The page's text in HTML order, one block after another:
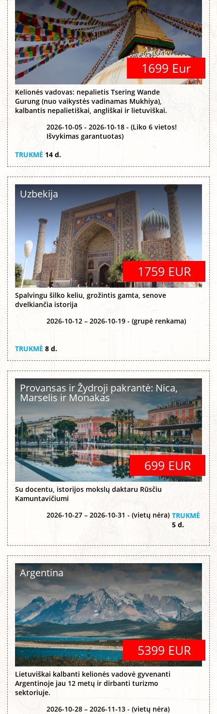
1699 Eur
Kelionės vadovas: nepalietis Tsering Wande
Gurung (nuo vaikystės vadinamas Mukhiya),
kalbantis nepalietiškai, angliškai ir lietuviškai.
2026-10-05 - 2026-10-18 - (Liko 6 vietos!
Išvykimas garantuotas)
TRUKMĖ 14 d.
Uzbekija
1759 EUR
Spalvingu šilko keliu, grožintis gamta, senove
dvelkiančia istorija
2026-10-12 – 2026-10-19 - (grupė renkama)
TRUKMĖ 8 d.
Provansas ir Žydroji pakrantė: Nica,
Marselis ir Monakas
699 EUR
Su docentu, istorijos mokslų daktaru Rūsčiu
Kamuntavičiumi
2026-10-27 – 2026-10-31 - (vietų nėra) TRUKMĖ
5 d.
Argentina
5399 EUR
Lietuviškai kalbanti kelionės vadovė gyvenanti
Argentinoje jau 12 metų ir dirbanti turizmo
sektoriuje.
2026-10-28 – 2026-11-13 - (vietų nėra)